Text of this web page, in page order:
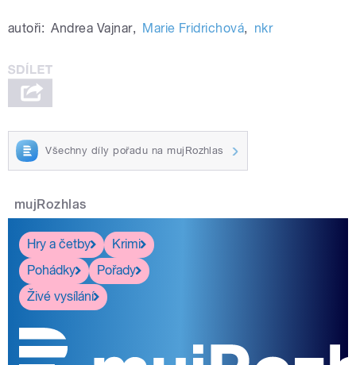
autoři: Andrea Vajnar, Marie Fridrichová, nkr
Všechny díly pořadu na mujRozhlas
mujRozhlas
Hry a četby
Krimi
Pohádky
Pořady
Živé vysílání